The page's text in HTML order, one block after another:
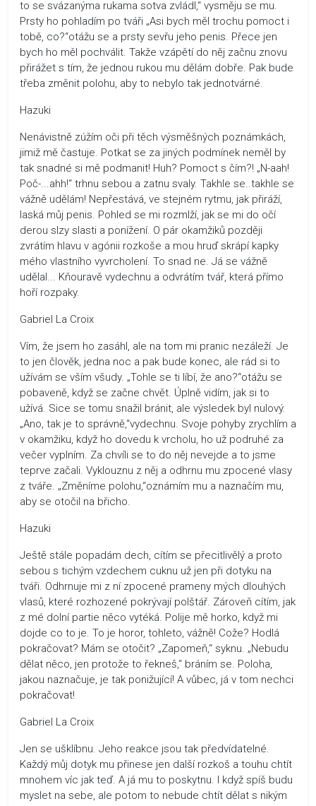
to se svázanýma rukama sotva zvládl,“ vysměju se mu.
Prsty ho pohladím po tváři „Asi bych měl trochu pomoct i
tobě, co?“otážu se a prsty sevřu jeho penis. Přece jen
bych ho měl pochválit. Takže vzápětí do něj začnu znovu
přirážet s tím, že jednou rukou mu dělám dobře. Pak bude
třeba změnit polohu, aby to nebylo tak jednotvárné.
Hazuki
Nenávistně zúžím oči při těch výsměšných poznámkách,
jimiž mě častuje. Potkat se za jiných podmínek neměl by
tak snadné si mě podmanit! Huh? Pomoct s čím?! „N-aah!
Poč-...ahh!“ trhnu sebou a zatnu svaly. Takhle se..takhle se
vážně udělám! Nepřestává, ve stejném rytmu, jak přiráží,
laská můj penis. Pohled se mi rozmlží, jak se mi do očí
derou slzy slasti a ponížení. O pár okamžiků později
zvrátím hlavu v agónii rozkoše a mou hruď skrápí kapky
mého vlastního vyvrcholení. To snad ne. Já se vážně
udělal... Kňouravě vydechnu a odvrátím tvář, která přímo
hoří rozpaky.
Gabriel La Croix
Vím, že jsem ho zasáhl, ale na tom mi pranic nezáleží. Je
to jen člověk, jedna noc a pak bude konec, ale rád si to
užívám se vším všudy. „Tohle se ti líbí, že ano?“otážu se
pobaveně, když se začne chvět. Úplně vidím, jak si to
užívá. Sice se tomu snažil bránit, ale výsledek byl nulový.
„Ano, tak je to správně,“vydechnu. Svoje pohyby zrychlím a
v okamžiku, když ho dovedu k vrcholu, ho už podruhé za
večer vyplním. Za chvíli se to do něj nevejde a to jsme
teprve začali. Vyklouznu z něj a odhrnu mu zpocené vlasy
z tváře. „Změníme polohu,“oznámím mu a naznačím mu,
aby se otočil na břicho.
Hazuki
Ještě stále popadám dech, cítím se přecitlivělý a proto
sebou s tichým vzdechem cuknu už jen při dotyku na
tváři. Odhrnuje mi z ní zpocené prameny mých dlouhých
vlasů, které rozhozené pokrývají polštář. Zároveň cítím, jak
z mé dolní partie něco vytéká. Polije mě horko, když mi
dojde co to je. To je horor, tohleto, vážně! Cože? Hodlá
pokračovat? Mám se otočit? „Zapomeň,“ syknu. „Nebudu
dělat něco, jen protože to řekneš,“ bráním se. Poloha,
jakou naznačuje, je tak ponižující! A vůbec, já v tom nechci
pokračovat!
Gabriel La Croix
Jen se ušklíbnu. Jeho reakce jsou tak předvídatelné.
Každý můj dotyk mu přinese jen další rozkoš a touhu chtít
mnohem víc jak teď. A já mu to poskytnu. I když spíš budu
myslet na sebe, ale potom to nebude chtít dělat s nikým